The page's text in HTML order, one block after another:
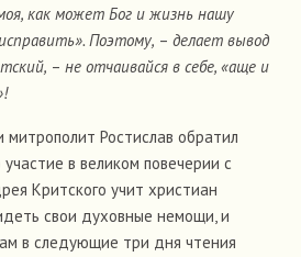
как может Бог и жизнь нашу
Поэтому, – делает вывод
– не отчаивайся в себе, «аще и
Ростислав обратил
в великом повечерии с
Критского учит христиан
свои духовные немощи, и
в следующие три дня чтения